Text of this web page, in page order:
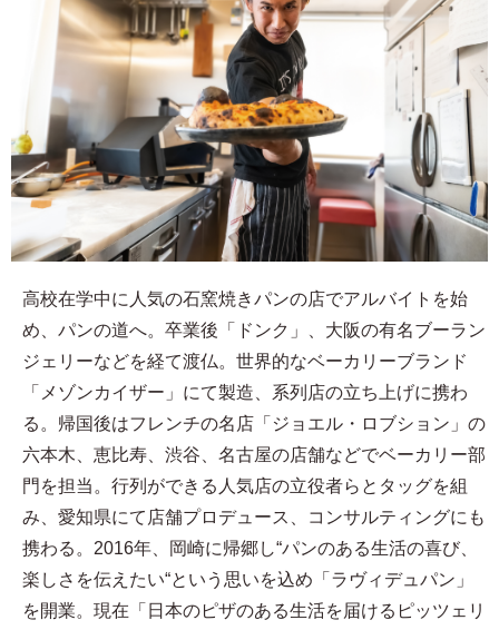
高校在学中に人気の石窯焼きパンの店でアルバイトを始
め、パンの道へ。卒業後「ドンク」、大阪の有名ブーラン
ジェリーなどを経て渡仏。世界的なベーカリーブランド
「メゾンカイザー」にて製造、系列店の立ち上げに携わ
る。帰国後はフレンチの名店「ジョエル・ロブション」の
六本木、恵比寿、渋谷、名古屋の店舗などでベーカリー部
門を担当。行列ができる人気店の立役者らとタッグを組
み、愛知県にて店舗プロデュース、コンサルティングにも
携わる。2016年、岡崎に帰郷し“パンのある生活の喜び、
楽しさを伝えたい“という思いを込め「ラヴィデュパン」
を開業。現在「日本のピザのある生活を届けるピッツェリ